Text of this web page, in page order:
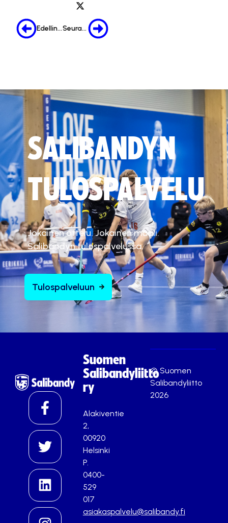
Edellinen Seuraava
SALIBANDYN
TULOSPALVELU
Jokainen ottelu. Jokainen maali.
Salibandyn tulospalvelussa.
Tulospalveluun
Suomen
Salibandyliitto
ry
Alakiventie
2,
00920
Helsinki
P.
0400-
529
017
asiakaspalvelu@salibandy.fi
© Suomen
Salibandyliitto
2026